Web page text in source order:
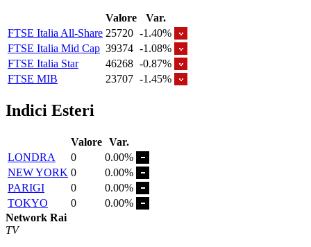
Valore
Var.
FTSE Italia All-Share 25720 -1.40%
FTSE Italia Mid Cap 39374 -1.08%
FTSE Italia Star
46268 -0.87%
FTSE MIB
23707 -1.45%
Indici Esteri
Valore Var.
LONDRA
0
0.00%
NEW YORK 0
0.00%
PARIGI
0
0.00%
TOKYO
0
0.00%
Network Rai
TV